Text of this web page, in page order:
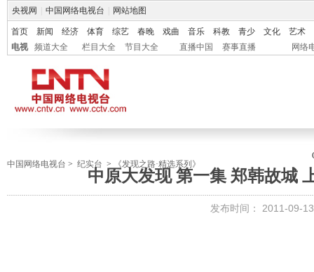
央视网 中国网络电视台 网站地图
首页 新闻 经济 体育 综艺 春晚 戏曲 音乐 科教 青少 文化
艺术
电视
频道大全 栏目大全 节目大全 直播中国 赛事直播 网络
中国网络电视台 > 纪实台 > 《发现之路·精选系列》
中原大发现 第一集 郑韩故城
发布时间： 2011-09-